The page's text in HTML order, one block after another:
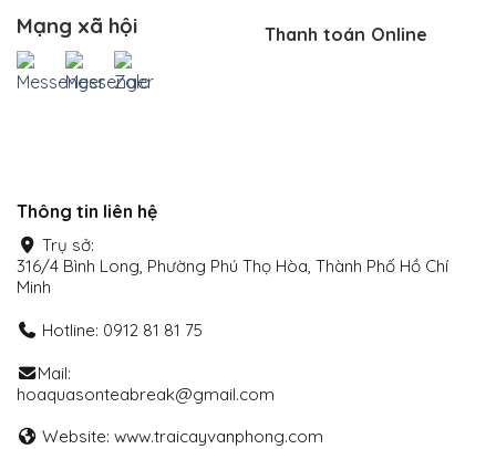
Mạng xã hội Thanh toán Online
Thông tin liên hệ
Trụ sở:
316/4 Bình Long, Phường Phú Thọ Hòa, Thành Phố Hồ Chí
Minh
Hotline: 0912 81 81 75
Mail:
hoaquasonteabreak@gmail.com
Website: www.traicayvanphong.com